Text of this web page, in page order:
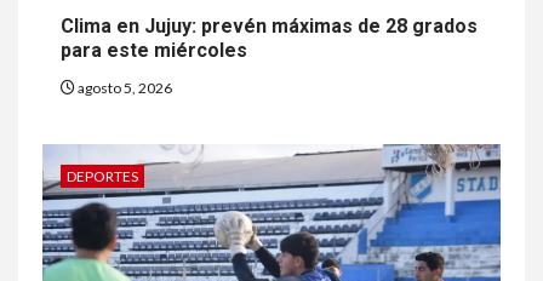
Clima en Jujuy: prevén máximas de 28 grados
para este miércoles
agosto 5, 2026
DEPORTES